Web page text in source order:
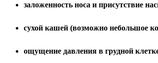
заложенность носа и присутствие
сухой кашей (возможно небольшое
ощущение давления в грудной